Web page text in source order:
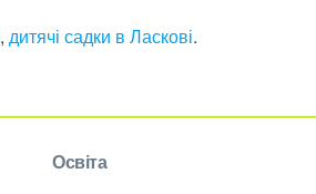
, дитячі садки в Ласкові.
Освіта